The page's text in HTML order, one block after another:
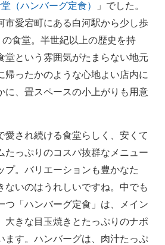
（ハンバーグ定食）
」でした。
市愛宕町にある白河駅から少し歩
食堂。半世紀以上の歴史を持
堂という雰囲気がたまらない地元
帰ったかのような心地よい店内に
に、畳スペースの小上がりも用意
され続ける食堂らしく、安くて
たっぷりのコスパ抜群なメニュー
プ。バリエーションも豊かなた
ないのはうれしいですね。中でも
つ「ハンバーグ定食」は、メイン
大きな目玉焼きとたっぷりのナポ
ます。ハンバーグは、肉汁たっぷ